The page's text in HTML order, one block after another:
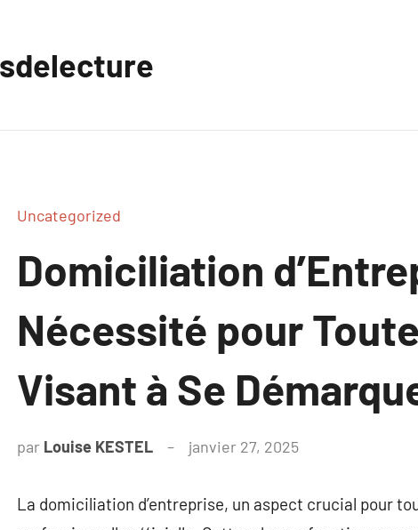
Uncategorized
Domiciliation
Nécessité pour
Visant à Se
par Louise KESTEL janvier 27, 2025
La domiciliation d’entreprise, un aspect crucial pour